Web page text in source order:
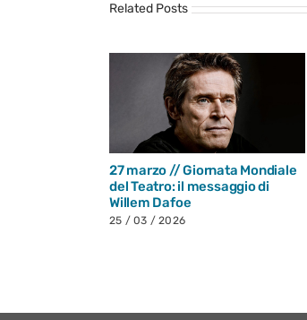
Related Posts
27 marzo // Giornata Mondiale
del Teatro: il messaggio di
Willem Dafoe
25 / 03 / 2026